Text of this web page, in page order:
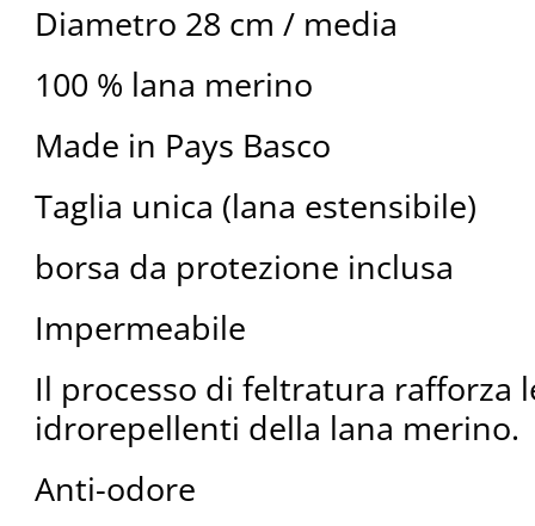
Diametro 28 cm / media
100 % lana merino
Made in Pays Basco
Taglia unica (lana estensibile)
borsa da protezione inclusa
Impermeabile
Il processo di feltratura rafforza
idrorepellenti della lana merino.
Anti-odore